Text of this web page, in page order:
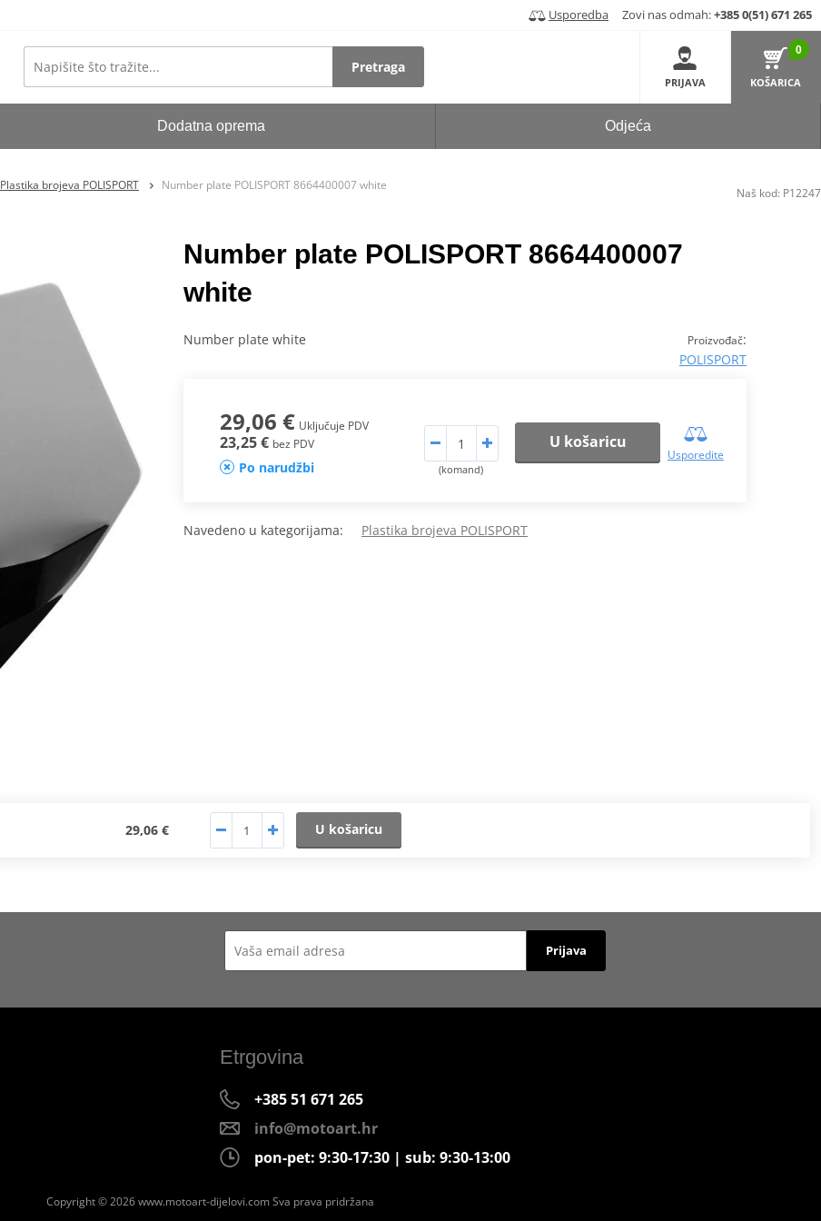
Usporedba Zovi nas odmah:+385 0(51) 671 265
Pretraga
PRIJAVA
0
KOŠARICA
Dodatna oprema Odjeća
Plastika brojeva POLISPORT Number plate POLISPORT 8664400007 white
Number plate POLISPORT 8664400007
white
Proizvođač:
POLISPORT
Number plate white
29,06 € Uključuje PDV
23,25 € bez PDV
Po narudžbi (komand)
U košaricu
Usporedite
Navedeno u kategorijama: Plastika brojeva POLISPORT
29,06 € U košaricu
Naš kod: P12247
Prijava
Etrgovina
+385 51 671 265
info@motoart.hr
pon-pet: 9:30-17:30 | sub: 9:30-13:00
Copyright © 2026 www.motoart-dijelovi.com Sva prava pridržana